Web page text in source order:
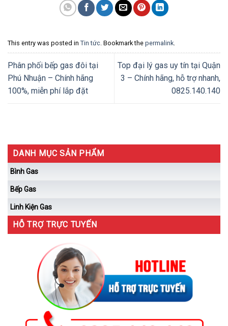
This entry was posted in Tin tức. Bookmark the permalink.
Phân phối bếp gas đôi tại
Phú Nhuận – Chính hãng
100%, miễn phí lắp đặt
Top đại lý gas uy tín tại Quận
3 – Chính hãng, hỗ trợ nhanh,
0825.140.140
DANH MỤC SẢN PHẨM
Bình Gas
Bếp Gas
Linh Kiện Gas
HỖ TRỢ TRỰC TUYẾN